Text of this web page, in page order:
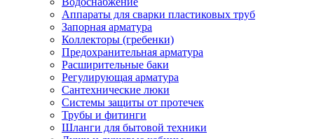
Аппараты для сварки пластиковых труб
Запорная арматура
Коллекторы (гребенки)
Предохранительная арматура
Расширительные баки
Регулирующая арматура
Сантехнические люки
Системы защиты от протечек
Трубы и фитинги
Шланги для бытовой техники